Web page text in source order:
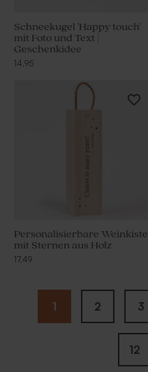
Schneekugel 'Happy touch'
mit Foto und Text |
Geschenkidee
14,95
Personalisierbare Weinkiste
mit Sternen aus Holz
17,49
1 2 3
12